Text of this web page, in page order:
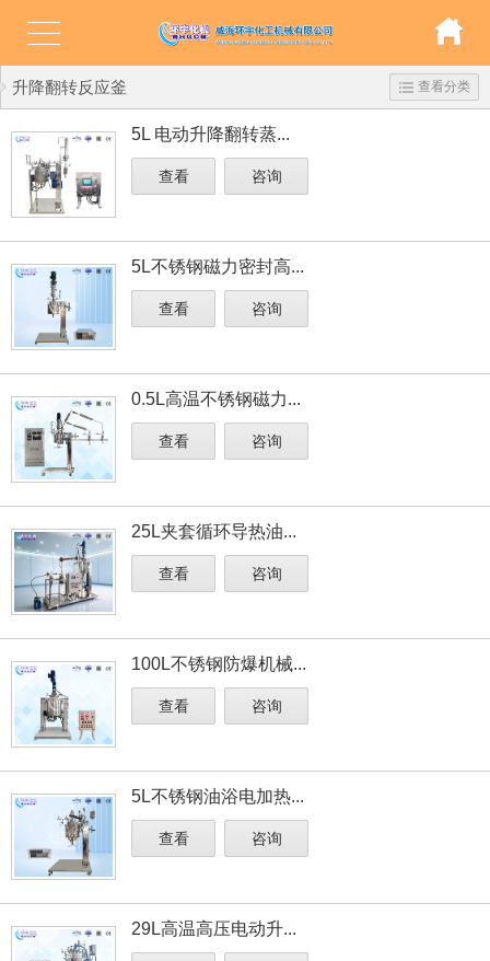
升降翻转反应釜 查看分类
5L 电动升降翻转蒸...
查看 咨询
5L不锈钢磁力密封高...
查看 咨询
0.5L高温不锈钢磁力...
查看 咨询
25L夹套循环导热油...
查看 咨询
100L不锈钢防爆机械...
查看 咨询
5L不锈钢油浴电加热...
查看 咨询
29L高温高压电动升...